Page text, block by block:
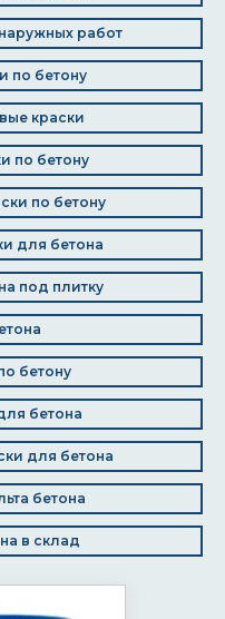
работ
по бетону
краски
по бетону
по бетону
для бетона
под плитку
бетону
бетона
для бетона
бетона
в склад